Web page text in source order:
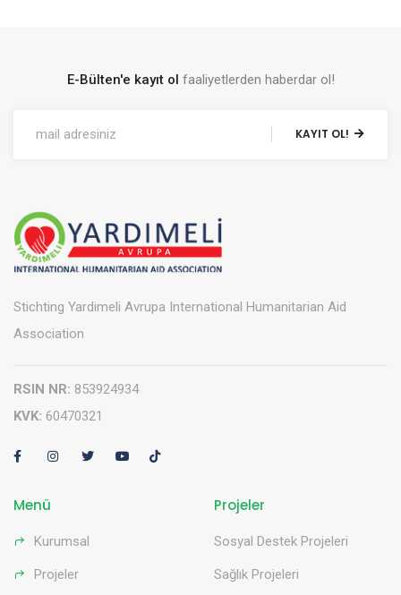
E-Bülten'e kayıt ol faaliyetlerden haberdar ol!
KAYIT OL!
Stichting Yardimeli Avrupa International Humanitarian Aid
Association
RSIN NR: 853924934
KVK: 60470321
Menü
Kurumsal
Projeler
Projeler
Sosyal Destek Projeleri
Sağlık Projeleri